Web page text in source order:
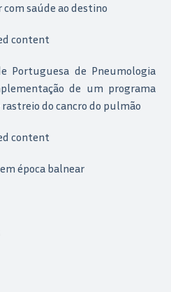
com saúde ao destino
content
Portuguesa de Pneumologia
de um programa
do cancro do pulmão
content
época balnear